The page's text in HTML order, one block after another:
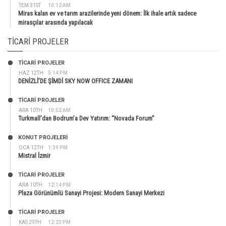
TEM 31ST 10:12 AM
Miras kalan ev ve tarım arazilerinde yeni dönem: İlk ihale artık sadece
mirasçılar arasında yapılacak
TICARI PROJELER
HAZ 12TH 5:14 PM
TİCARİ PROJELER
DENİZLİ’DE ŞİMDİ SKY NOW OFFICE ZAMANI
ARA 10TH 10:52 AM
TİCARİ PROJELER
Turkmall’dan Bodrum’a Dev Yatırım: “Novada Forum”
OCA 12TH 1:39 PM
KONUT PROJELERI
Mistral İzmir
ARA 10TH 12:14 PM
TİCARİ PROJELER
Plaza Görünümlü Sanayi Projesi: Modern Sanayi Merkezi
KAS 29TH 12:23 PM
TİCARİ PROJELER